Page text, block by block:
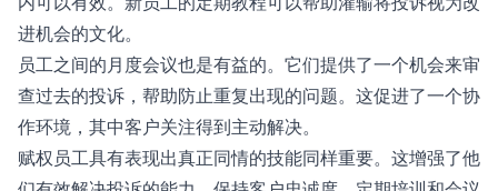
进机会的文化。
员工之间的月度会议也是有益的。它们提供了一个机会来审
查过去的投诉，帮助防止重复出现的问题。这促进了一个协
作环境，其中客户关注得到主动解决。
赋权员工具有表现出真正同情的技能同样重要。这增强了他